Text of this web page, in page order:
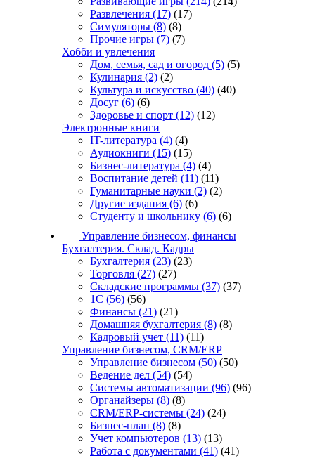
Развлечения (17) (17)
Симуляторы (8) (8)
Прочие игры (7) (7)
Хобби и увлечения
Дом, семья, сад и огород (5) (5)
Кулинария (2) (2)
Культура и искусство (40) (40)
Досуг (6) (6)
Здоровье и спорт (12) (12)
Электронные книги
IT-литература (4) (4)
Аудиокниги (15) (15)
Бизнес-литература (4) (4)
Воспитание детей (11) (11)
Гуманитарные науки (2) (2)
Другие издания (6) (6)
Студенту и школьнику (6) (6)
Управление бизнесом, финансы
Бухгалтерия. Склад. Кадры
Бухгалтерия (23) (23)
Торговля (27) (27)
Складские программы (37) (37)
1С (56) (56)
Финансы (21) (21)
Домашняя бухгалтерия (8) (8)
Кадровый учет (11) (11)
Управление бизнесом, CRM/ERP
Управление бизнесом (50) (50)
Ведение дел (54) (54)
Системы автоматизации (96) (96)
Органайзеры (8) (8)
CRM/ERP-системы (24) (24)
Бизнес-план (8) (8)
Учет компьютеров (13) (13)
Работа с документами (41) (41)